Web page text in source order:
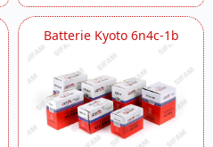
Batterie Kyoto 6n4c-1b